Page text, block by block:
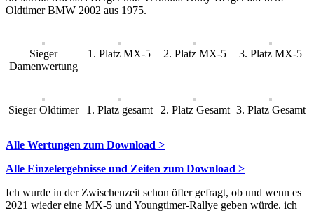
Oldtimer BMW 2002 aus 1975.
Sieger
Damenwertung
1. Platz MX-5 2. Platz MX-5 3. Platz MX-5
Sieger Oldtimer 1. Platz gesamt 2. Platz Gesamt 3. Platz Gesamt
Alle Wertungen zum Download >
Alle Einzelergebnisse und Zeiten zum Download >
Ich wurde in der Zwischenzeit schon öfter gefragt, ob und wenn es
2021 wieder eine MX-5 und Youngtimer-Rallye geben würde. ich